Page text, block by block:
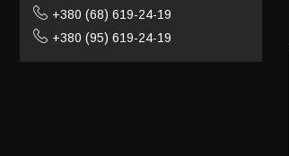
+380 (68) 619-24-19
+380 (95) 619-24-19